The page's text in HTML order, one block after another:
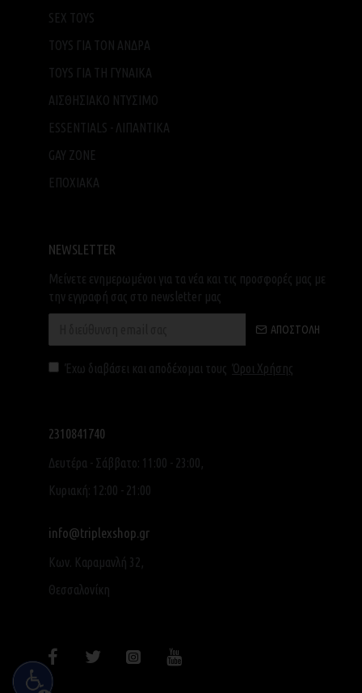
SEX TOYS
TOYS ΓΙΑ ΤΟΝ ΑΝΔΡΑ
TOYS ΓΙΑ ΤH ΓΥΝΑΙΚΑ
ΑΙΣΘΗΣΙΑΚΟ ΝΤΥΣΙΜΟ
ESSENTIALS - ΛΙΠΑΝΤΙΚΑ
GAY ZONE
ΕΠΟΧΙΑΚΑ
NEWSLETTER
Μείνετε ενημερωμένοι για τα νέα και τις προσφορές μας με
την εγγραφή σας στο newsletter μας
ΑΠΟΣΤΟΛΉ
Έχω διαβάσει και αποδέχομαι τους Όροι Χρήσης
2310841740
Δευτέρα - Σάββατο: 11:00 - 23:00,
Κυριακή: 12:00 - 21:00
info@triplexshop.gr
Κων. Καραμανλή 32,
Θεσσαλονίκη